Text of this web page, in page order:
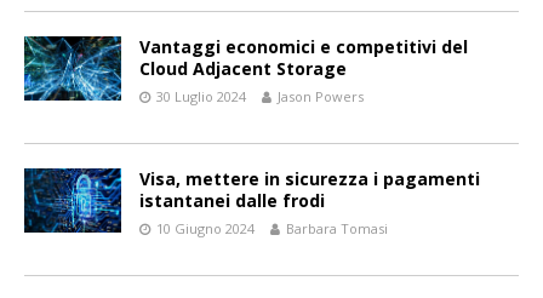
Vantaggi economici e competitivi del
Cloud Adjacent Storage
30 Luglio 2024 Jason Powers
Visa, mettere in sicurezza i pagamenti
istantanei dalle frodi
10 Giugno 2024 Barbara Tomasi